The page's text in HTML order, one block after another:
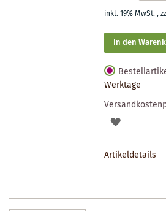
inkl. 19% MwSt.,
In den
Werktage
AUF
Artikeldetails